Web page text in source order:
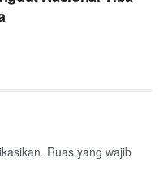
Ruas yang wajib